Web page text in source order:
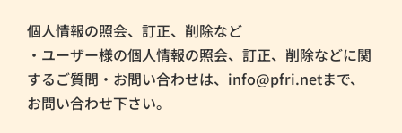
個人情報の照会、訂正、削除など
・ユーザー様の個人情報の照会、訂正、削除などに関
するご質問・お問い合わせは、info@pfri.netまで、
お問い合わせ下さい。